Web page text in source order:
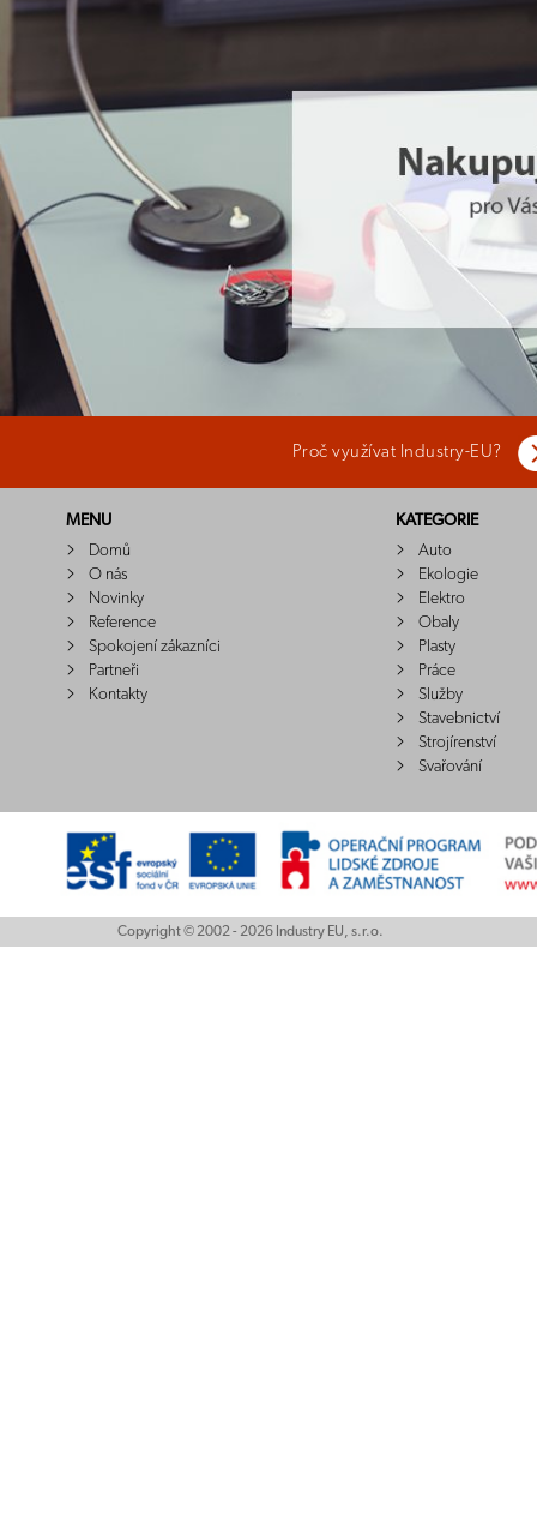
Proč využívat Industry-EU?
MENU
Domů
O nás
Novinky
Reference
Spokojení zákazníci
Partneři
Kontakty
KATEGORIE
Auto
Ekologie
Elektro
Obaly
Plasty
Práce
Služby
Stavebnictví
Strojírenství
Svařování
Copyright © 2002 - 2026 Industry EU, s.r.o.